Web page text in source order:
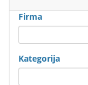
Firma
Kategorija